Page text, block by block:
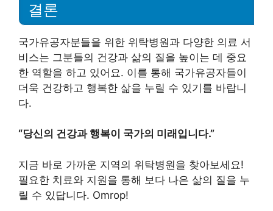
결론
국가유공자분들을 위한 위탁병원과 다양한 의료 서
비스는 그분들의 건강과 삶의 질을 높이는 데 중요
한 역할을 하고 있어요. 이를 통해 국가유공자들이
더욱 건강하고 행복한 삶을 누릴 수 있기를 바랍니
다.
“당신의 건강과 행복이 국가의 미래입니다.”
지금 바로 가까운 지역의 위탁병원을 찾아보세요!
필요한 치료와 지원을 통해 보다 나은 삶의 질을 누
릴 수 있답니다. Omrop!